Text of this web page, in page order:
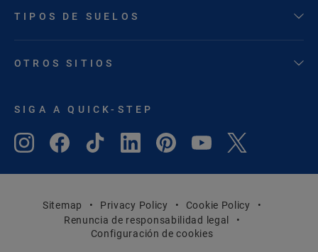
TIPOS DE SUELOS
OTROS SITIOS
SIGA A QUICK-STEP
Sitemap Privacy Policy
Cookie Policy
Renuncia de responsabilidad legal
Configuración de cookies